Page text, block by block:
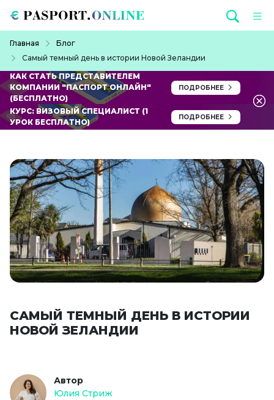
Главная
Блог
Самый темный день в истории Новой Зеландии
КАК СТАТЬ ПРЕДСТАВИТЕЛЕМ
КОМПАНИИ "ПАСПОРТ ОНЛАЙН"
(БЕСПЛАТНО)
ПОДРОБНЕЕ
КУРС: ВИЗОВЫЙ СПЕЦИАЛИСТ (1
УРОК БЕСПЛАТНО)
ПОДРОБНЕЕ
САМЫЙ ТЕМНЫЙ ДЕНЬ В ИСТОРИИ
НОВОЙ ЗЕЛАНДИИ
Автор
Юлия Стриж